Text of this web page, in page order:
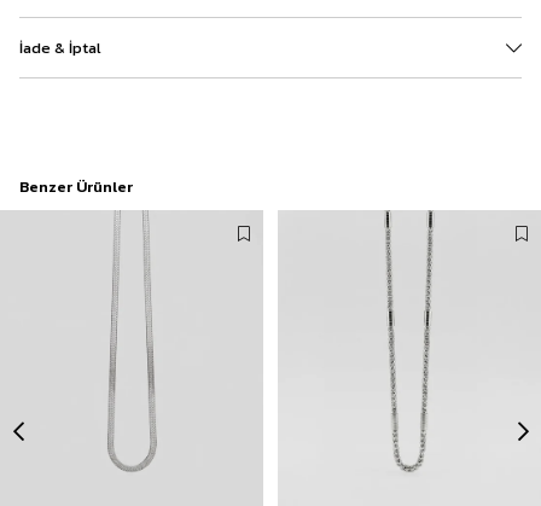
İade & İptal
Benzer Ürünler